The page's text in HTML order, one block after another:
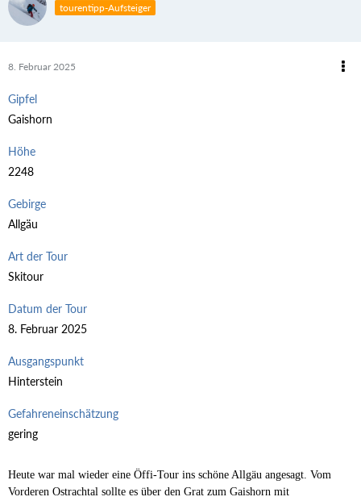
tourentipp-Aufsteiger
8. Februar 2025
Gipfel
Gaishorn
Höhe
2248
Gebirge
Allgäu
Art der Tour
Skitour
Datum der Tour
8. Februar 2025
Ausgangspunkt
Hinterstein
Gefahreneinschätzung
gering
Heute war mal wieder eine Öffi-Tour ins schöne Allgäu angesagt. Vom
Vorderen Ostrachtal sollte es über den Grat zum Gaishorn mit